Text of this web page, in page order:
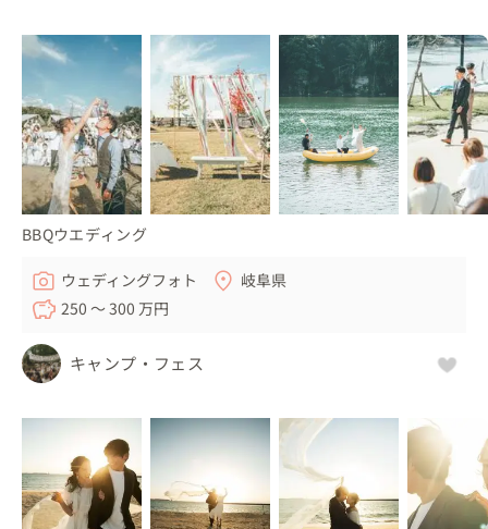
BBQウエディング
ウェディングフォト
岐阜県
250 〜 300 万円
キャンプ・フェス